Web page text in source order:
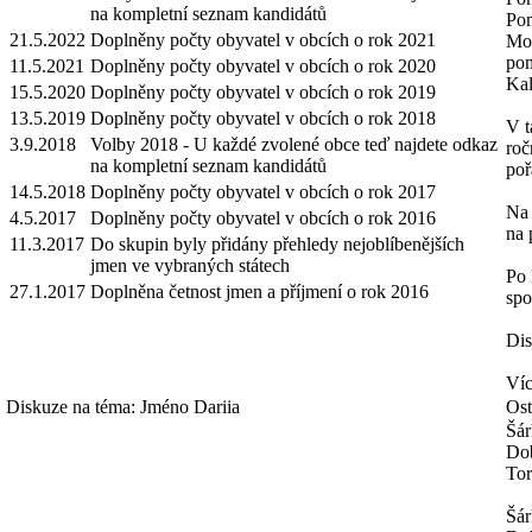
na kompletní seznam kandidátů
21.5.2022 Doplněny počty obyvatel v obcích o rok 2021
11.5.2021 Doplněny počty obyvatel v obcích o rok 2020
15.5.2020 Doplněny počty obyvatel v obcích o rok 2019
13.5.2019 Doplněny počty obyvatel v obcích o rok 2018
3.9.2018
Volby 2018 - U každé zvolené obce teď najdete odkaz
na kompletní seznam kandidátů
14.5.2018 Doplněny počty obyvatel v obcích o rok 2017
4.5.2017
Doplněny počty obyvatel v obcích o rok 2016
11.3.2017 Do skupin byly přidány přehledy nejoblíbenějších
jmen ve vybraných státech
27.1.2017 Doplněna četnost jmen a příjmení o rok 2016
V
Na
na
Po
Diskuze na téma: Jméno Dariia